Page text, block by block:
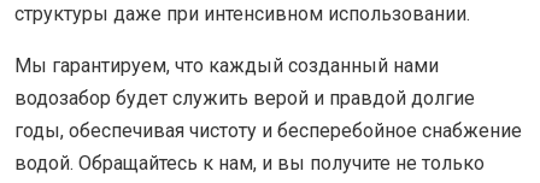
структуры даже при интенсивном использовании.
Мы гарантируем, что каждый созданный нами
водозабор будет служить верой и правдой долгие
годы, обеспечивая чистоту и бесперебойное снабжение
водой. Обращайтесь к нам, и вы получите не только